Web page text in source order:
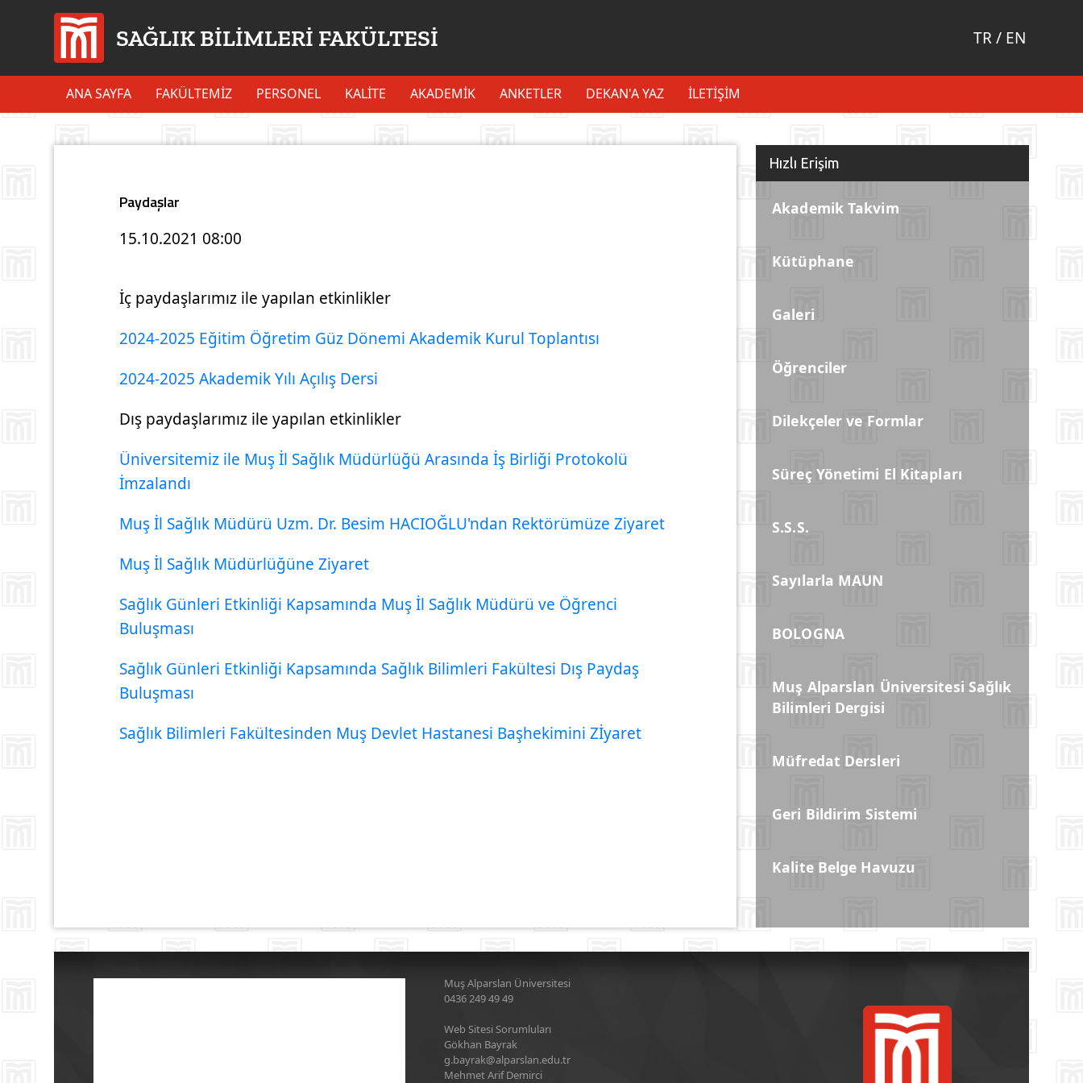
SAĞLIK BİLİMLERİ FAKÜLTESİ TR/ EN
ANA SAYFA FAKÜLTEMİZ PERSONEL KALİTE AKADEMİK ANKETLER DEKAN'A YAZ İLETIŞIM
Paydaşlar
15.10.2021 08:00
İç paydaşlarımız ile yapılan etkinlikler
2024-2025 Eğitim Öğretim Güz Dönemi Akademik Kurul Toplantısı
2024-2025 Akademik Yılı Açılış Dersi
Dış paydaşlarımız ile yapılan etkinlikler
Üniversitemiz ile Muş İl Sağlık Müdürlüğü Arasında İş Birliği Protokolü
İmzalandı
Muş İl Sağlık Müdürü Uzm. Dr. Besim HACIOĞLU'ndan Rektörümüze Ziyaret
Muş İl Sağlık Müdürlüğüne Ziyaret
Sağlık Günleri Etkinliği Kapsamında Muş İl Sağlık Müdürü ve Öğrenci
Buluşması
Sağlık Günleri Etkinliği Kapsamında Sağlık Bilimleri Fakültesi Dış Paydaş
Buluşması
Sağlık Bilimleri Fakültesinden Muş Devlet Hastanesi Başhekimini Zİyaret
Hızlı Erişim
Akademik Takvim
Kütüphane
Galeri
Öğrenciler
Dilekçeler ve Formlar
Süreç Yönetimi El Kitapları
S.S.S.
Sayılarla MAUN
BOLOGNA
Muş Alparslan Üniversitesi Sağlık
Bilimleri Dergisi
Müfredat Dersleri
Geri Bildirim Sistemi
Kalite Belge Havuzu
Muş Alparslan Üniversitesi
0436 249 49 49
Web Sitesi Sorumluları
Gökhan Bayrak
g.bayrak@alparslan.edu.tr
Mehmet Arif Demirci